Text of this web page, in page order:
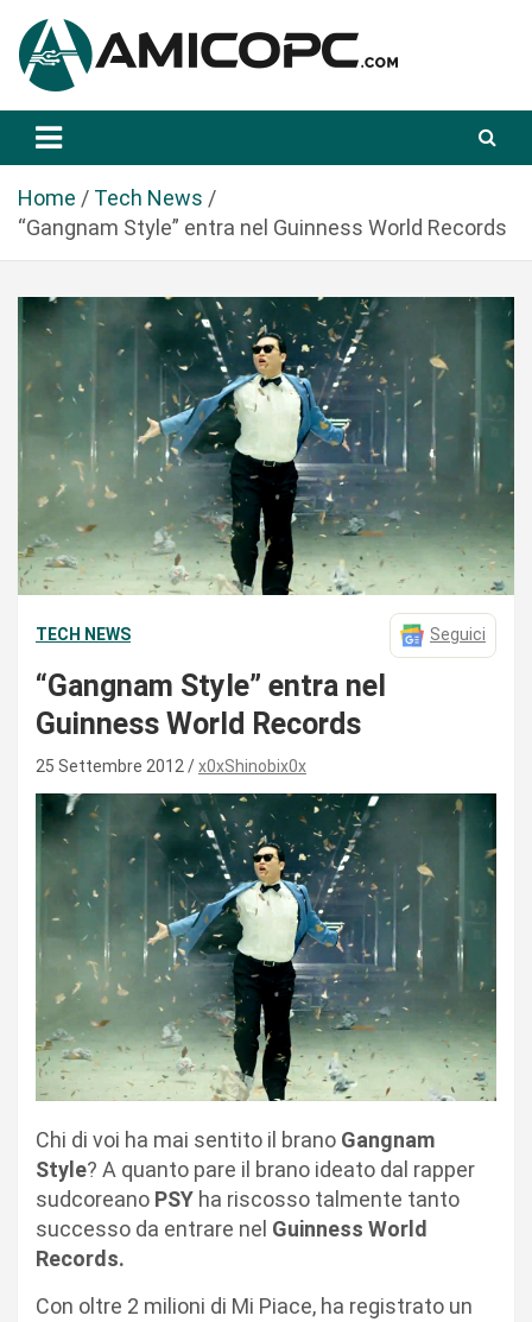
a
Amicopc.com
Home
Tech News
“Gangnam Style” entra nel Guinness World Records
TECH NEWS Seguici
“Gangnam Style” entra nel
Guinness World Records
25 Settembre 2012 x0xShinobix0x
Chi di voi ha mai sentito il brano Gangnam
Style? A quanto pare il brano ideato dal rapper
sudcoreano PSY ha riscosso talmente tanto
successo da entrare nel Guinness World
Records.
Con oltre 2 milioni di Mi Piace, ha registrato un